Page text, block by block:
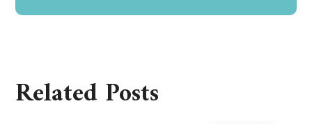
Related Posts